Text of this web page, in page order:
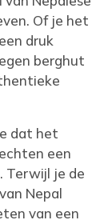
Of je het
druk
berghut
dat het
een
Terwijl je de
Nepal
van een